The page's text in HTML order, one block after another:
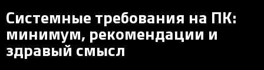
Системные требования на ПК:
минимум, рекомендации и
здравый смысл